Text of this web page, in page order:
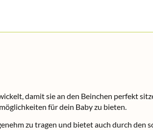
damit sie an den Beinchen perfekt
für dein Baby zu bieten.
zu tragen und bietet auch durch den